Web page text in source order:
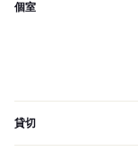
個室
貸切